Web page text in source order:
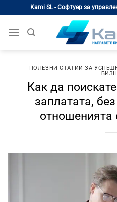
content
Kami SL - Софтуер за
ПОЛЕЗНИ СТАТИИ ЗА
Как да
заплатата,